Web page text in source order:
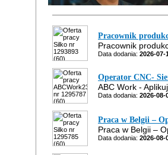
Pracownik
Pracownik
Data dodania: 2026-07-
Operator CNC-
ABC Work -
Data dodania: 2026-08-
Praca w Belgii –
Praca w Belgii –
Data dodania: 2026-08-